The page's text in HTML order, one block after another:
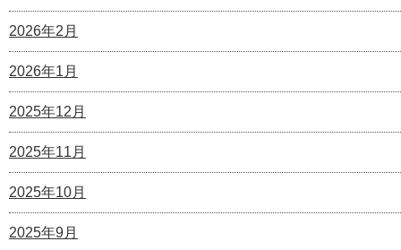
2026年2月
2026年1月
2025年12月
2025年11月
2025年10月
2025年9月